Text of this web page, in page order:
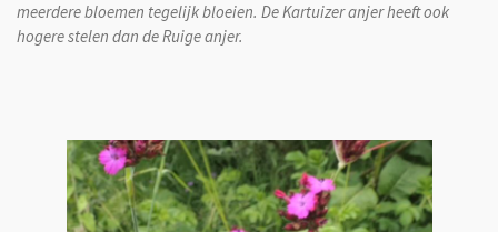
meerdere bloemen tegelijk bloeien. De Kartuizer anjer heeft ook
hogere stelen dan de Ruige anjer.